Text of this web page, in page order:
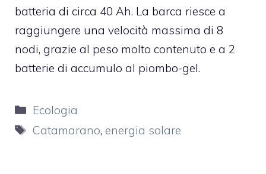
batteria di circa 40 Ah. La barca riesce a
raggiungere una velocità massima di 8
nodi, grazie al peso molto contenuto e a 2
batterie di accumulo al piombo-gel.
Categorie
Ecologia
Tag
Catamarano, energia solare